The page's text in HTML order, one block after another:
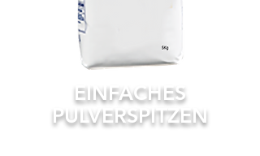
EINFACHES
PULVERSPITZEN